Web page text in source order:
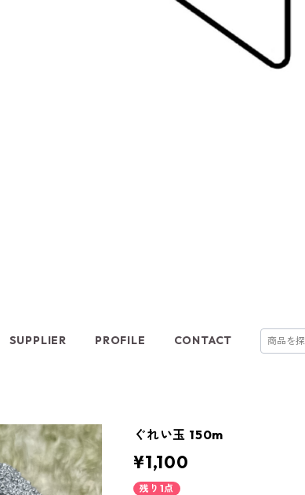
SUPPLIER PROFILE CONTACT
ぐれい玉 150m
¥1,100
残り1点